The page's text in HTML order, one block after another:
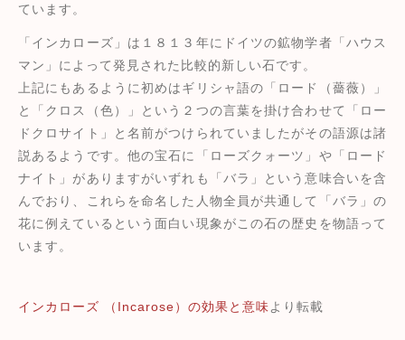
ています。
「インカローズ」は１８１３年にドイツの鉱物学者「ハウス
マン」によって発見された比較的新しい石です。
上記にもあるように初めはギリシャ語の「ロード（薔薇）」
と「クロス（色）」という２つの言葉を掛け合わせて「ロー
ドクロサイト」と名前がつけられていましたがその語源は諸
説あるようです。他の宝石に「ローズクォーツ」や「ロード
ナイト」がありますがいずれも「バラ」という意味合いを含
んでおり、これらを命名した人物全員が共通して「バラ」の
花に例えているという面白い現象がこの石の歴史を物語って
います。
インカローズ （Incarose）の効果と意味より転載